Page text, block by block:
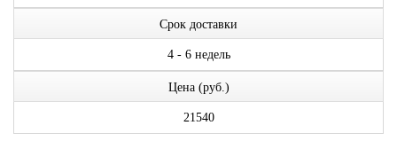
Срок доставки
4 - 6 недель
Цена (руб.)
21540